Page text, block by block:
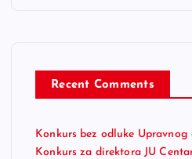
Recent Comments
Konkurs bez odluke Upravnog
Konkurs za direktora JU